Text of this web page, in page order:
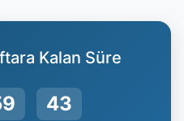
Kalan Süre
42